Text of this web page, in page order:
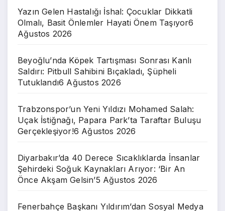
Yazın Gelen Hastalığı İshal: Çocuklar Dikkatli
Olmalı, Basit Önlemler Hayati Önem Taşıyor6
Ağustos 2026
Beyoğlu’nda Köpek Tartışması Sonrası Kanlı
Saldırı: Pitbull Sahibini Bıçakladı, Şüpheli
Tutuklandı6 Ağustos 2026
Trabzonspor’un Yeni Yıldızı Mohamed Salah:
Uçak İstiğnağı, Papara Park’ta Taraftar Buluşu
Gerçekleşiyor!6 Ağustos 2026
Diyarbakır’da 40 Derece Sıcaklıklarda İnsanlar
Şehirdeki Soğuk Kaynakları Arıyor: ‘Bir An
Önce Akşam Gelsin’5 Ağustos 2026
Fenerbahçe Başkanı Yıldırım’dan Sosyal Medya